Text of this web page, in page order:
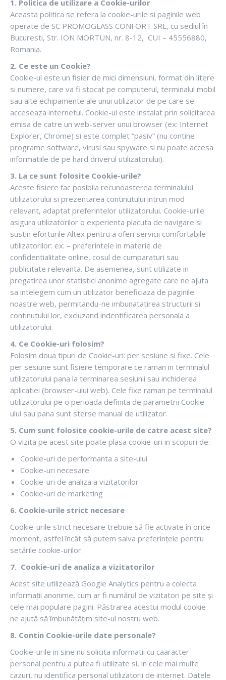
1. Politica de utilizare a Cookie-urilor
Aceasta politica se refera la cookie-urile si paginile web
operate de SC PROMOGLASS CONFORT SRL, cu sediul în
Bucuresti, Str. ION MORTUN, nr. 8-12, CUI – 45556880,
Romania.
2. Ce este un Cookie?
Cookie-ul este un fisier de mici dimensiuni, format din litere
si numere, care va fi stocat pe computerul, terminalul mobil
sau alte echipamente ale unui utilizator de pe care se
acceseaza internetul. Cookie-ul este instalat prin solicitarea
emisa de catre un web-server unui browser (ex: Internet
Explorer, Chrome) si este complet “pasiv” (nu contine
programe software, virusi sau spyware si nu poate accesa
informatiile de pe hard driverul utilizatorului).
3. La ce sunt folosite Cookie-urile?
Aceste fisiere fac posibila recunoasterea terminalului
utilizatorului si prezentarea continutului intrun mod
relevant, adaptat preferintelor utilizatorului. Cookie-urile
asigura utilizatorilor o experienta placuta de navigare si
sustin eforturile Altex pentru a oferi servicii comfortabile
utilizatorilor: ex: – preferintele in materie de
confidentialitate online, cosul de cumparaturi sau
publicitate relevanta. De asemenea, sunt utilizate in
pregatirea unor statistici anonime agregate care ne ajuta
sa intelegem cum un utilizator beneficiaza de paginile
noastre web, permitandu-ne imbunatatirea structurii si
continutului lor, excluzand indentificarea personala a
utilizatorului.
4. Ce Cookie-uri folosim?
Folosim doua tipuri de Cookie-uri: per sesiune si fixe. Cele
per sesiune sunt fisiere temporare ce raman in terminalul
utilizatorului pana la terminarea sesiunii sau inchiderea
aplicatiei (browser-ului web). Cele fixe raman pe terminalul
utilizatorului pe o perioada definita de parametrii Cookie-
ului sau pana sunt sterse manual de utilizator.
5. Cum sunt folosite cookie-urile de catre acest site?
O vizita pe acest site poate plasa cookie-uri in scopuri de:
Cookie-uri de performanta a site-ului
Cookie-uri necesare
Cookie-uri de analiza a vizitatorilor
Cookie-uri de marketing
6. Cookie-urile strict necesare
Cookie-urile strict necesare trebuie să fie activate în orice
moment, astfel încât să putem salva preferințele pentru
setările cookie-urilor.
7. Cookie-uri de analiza a vizitatorilor
Acest site utilizează Google Analytics pentru a colecta
informații anonime, cum ar fi numărul de vizitatori pe site și
cele mai populare pagini. Păstrarea acestui modul cookie
ne ajută să îmbunătățim site-ul nostru web.
8. Contin Cookie-urile date personale?
Cookie-urile in sine nu solicita informatii cu caaracter
personal pentru a putea fi utilizate si, in cele mai multe
cazuri, nu identifica personal utilizatorii de internet. Datele